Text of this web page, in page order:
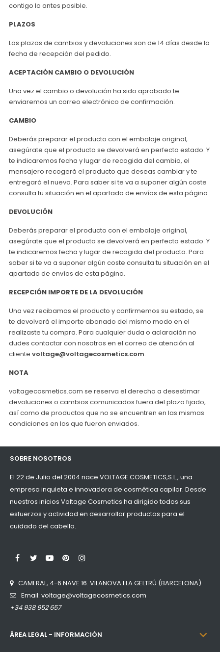
contigo lo antes posible.
PLAZOS
Los plazos de cambios y devoluciones son de 14 días desde la
fecha de recepción del pedido.
ACEPTACIÓN CAMBIO O DEVOLUCIÓN
Una vez el cambio o devolución ha sido aprobado te
enviaremos un correo electrónico de confirmación.
CAMBIO
Deberás preparar el producto con el embalaje original,
asegúrate que el producto se devolverá en perfecto estado. Y
te indicaremos fecha y lugar de recogida del cambio, el
mensajero recogerá el producto que deseas cambiar y te
entregará el nuevo. Para saber si te va a suponer algún coste
consulta tu situación en el apartado de envíos de esta página.
DEVOLUCIÓN
Deberás preparar el producto con el embalaje original,
asegúrate que el producto se devolverá en perfecto estado. Y
te indicaremos fecha y lugar de recogida del producto. Para
saber si te va a suponer algún coste consulta tu situación en el
apartado de envíos de esta página.
RECEPCIÓN IMPORTE DE LA DEVOLUCIÓN
Una vez recibamos el producto y confirmemos su estado, se
te devolverá el importe abonado del mismo modo en el
realizaste tu compra. Para cualquier duda o aclaración no
dudes contactar con nosotros en el correo de atención al
cliente voltage@voltagecosmetics.com.
NOTA
voltagecosmetics.com se reserva el derecho a desestimar
devoluciones o cambios comunicados fuera del plazo fijado,
así como de productos que no se encuentren en las mismas
condiciones en los que fueron enviados.
SOBRE NOSOTROS
El 22 de Julio del 2004 nace VOLTAGE COSMETICS,S.L., una
empresa inquieta e innovadora de cosmética capilar. Desde
nuestros inicios Voltage Cosmetics ha dirigido todos sus
esfuerzos y actividad en desarrollar productos para el
cuidado del cabello.
Facebook
Twitter YouTubePinterest
CAMI RAL, 4-6 NAVE 16. VILANOVA I LA GELTRÚ (BARCELONA)
Email: voltage@voltagecosmetics.com
+34 938 952 657
ÁREA LEGAL - INFORMACIÓN 